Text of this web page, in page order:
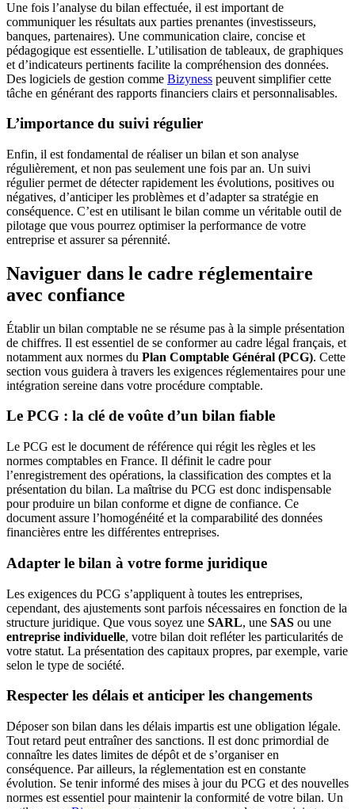
Une fois l’analyse du bilan effectuée, il est important de
communiquer les résultats aux parties prenantes (investisseurs,
banques, partenaires). Une communication claire, concise et
pédagogique est essentielle. L’utilisation de tableaux, de graphiques
et d’indicateurs pertinents facilite la compréhension des données.
Des logiciels de gestion comme Bizyness peuvent simplifier cette
tâche en générant des rapports financiers clairs et personnalisables.
L’importance du suivi régulier
Enfin, il est fondamental de réaliser un bilan et son analyse
régulièrement, et non pas seulement une fois par an. Un suivi
régulier permet de détecter rapidement les évolutions, positives ou
négatives, d’anticiper les problèmes et d’adapter sa stratégie en
conséquence. C’est en utilisant le bilan comme un véritable outil de
pilotage que vous pourrez optimiser la performance de votre
entreprise et assurer sa pérennité.
Naviguer dans le cadre réglementaire
avec confiance
Établir un bilan comptable ne se résume pas à la simple présentation
de chiffres. Il est essentiel de se conformer au cadre légal français, et
notamment aux normes du Plan Comptable Général (PCG). Cette
section vous guidera à travers les exigences réglementaires pour une
intégration sereine dans votre procédure comptable.
Le PCG : la clé de voûte d’un bilan fiable
Le PCG est le document de référence qui régit les règles et les
normes comptables en France. Il définit le cadre pour
l’enregistrement des opérations, la classification des comptes et la
présentation du bilan. La maîtrise du PCG est donc indispensable
pour produire un bilan conforme et digne de confiance. Ce
document assure l’homogénéité et la comparabilité des données
financières entre les différentes entreprises.
Adapter le bilan à votre forme juridique
Les exigences du PCG s’appliquent à toutes les entreprises,
cependant, des ajustements sont parfois nécessaires en fonction de la
structure juridique. Que vous soyez une SARL, une SAS ou une
entreprise individuelle, votre bilan doit refléter les particularités de
votre statut. La présentation des capitaux propres, par exemple, varie
selon le type de société.
Respecter les délais et anticiper les changements
Déposer son bilan dans les délais impartis est une obligation légale.
Tout retard peut entraîner des sanctions. Il est donc primordial de
connaître les dates limites de dépôt et de s’organiser en
conséquence. Par ailleurs, la réglementation est en constante
évolution. Se tenir informé des mises à jour du PCG et des nouvelles
normes est essentiel pour maintenir la conformité de votre bilan. Un